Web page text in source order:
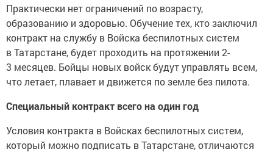
Практически нет ограничений по возрасту,
образованию и здоровью. Обучение тех, кто заключил
контракт на службу в Войска беспилотных систем
в Татарстане, будет проходить на протяжении 2-
3 месяцев. Бойцы новых войск будут управлять всем,
что летает, плавает и движется по земле без пилота.
Специальный контракт всего на один год
Условия контракта в Войсках беспилотных систем,
который можно подписать в Татарстане, отличаются